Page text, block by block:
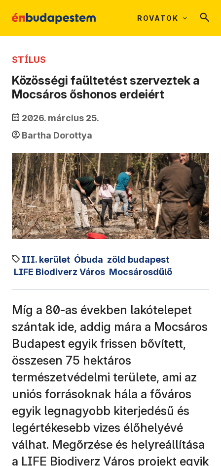
ROVATOK
STÍLUS
Közösségi faültetést szerveztek a
Mocsáros őshonos erdeiért
2026. március 25.
Bartha Dorottya
III. kerület Óbuda zöld budapest
LIFE Biodiverz Város Mocsárosdűlő
Míg a 80-as években lakótelepet
szántak ide, addig mára a Mocsáros
Budapest egyik frissen bővített,
összesen 75 hektáros
természetvédelmi területe, ami az
uniós forrásoknak hála a főváros
egyik legnagyobb kiterjedésű és
legértékesebb vizes élőhelyévé
válhat. Megőrzése és helyreállítása
a LIFE Biodiverz Város projekt egyik